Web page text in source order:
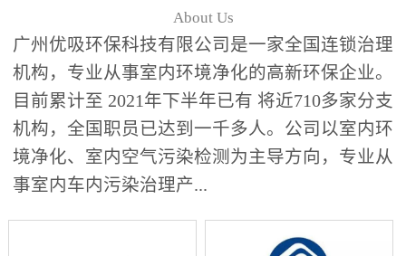
About Us
广州优吸环保科技有限公司是一家全国连锁治理
机构，专业从事室内环境净化的高新环保企业。
目前累计至 2021年下半年已有 将近710多家分支
机构，全国职员已达到一千多人。公司以室内环
境净化、室内空气污染检测为主导方向，专业从
事室内车内污染治理产...